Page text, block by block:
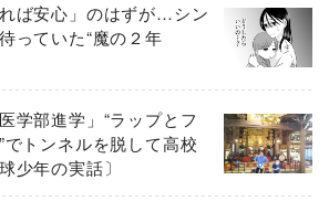
れば安心」のはずが…シン
っていた“魔の２年
学部進学」“ラップとフ
でトンネルを脱して高校
少年の実話〕